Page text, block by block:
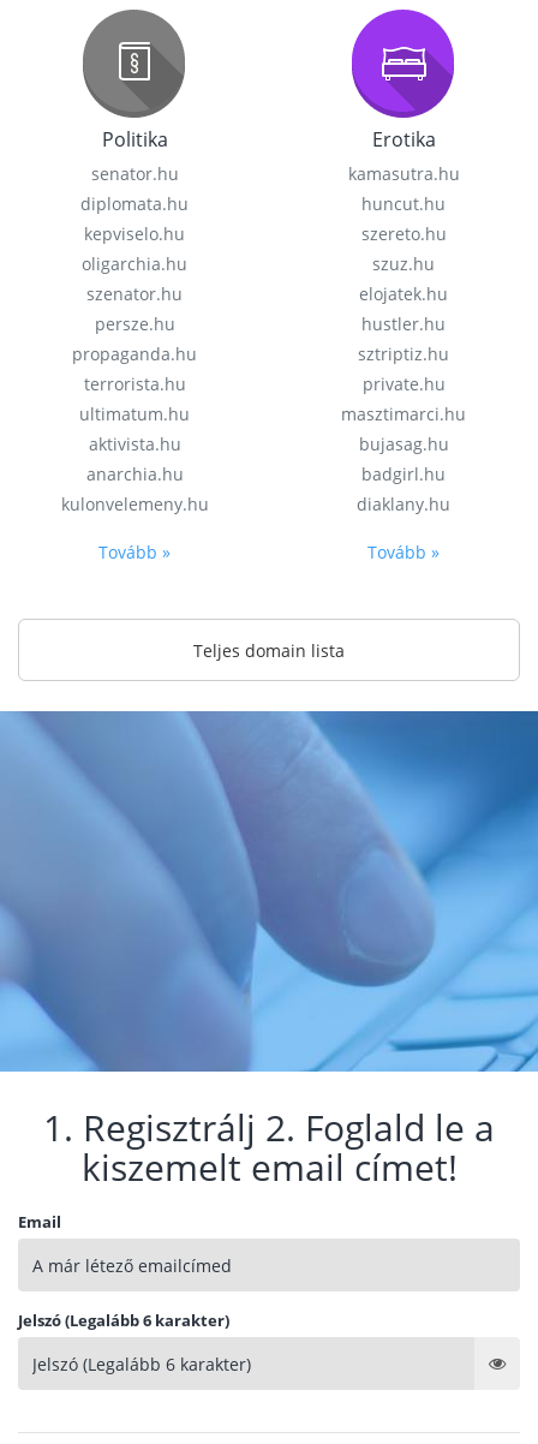
Politika
senator.hu
diplomata.hu
kepviselo.hu
oligarchia.hu
szenator.hu
persze.hu
propaganda.hu
terrorista.hu
ultimatum.hu
aktivista.hu
anarchia.hu
kulonvelemeny.hu
Tovább »
Erotika
kamasutra.hu
huncut.hu
szereto.hu
szuz.hu
elojatek.hu
hustler.hu
sztriptiz.hu
private.hu
masztimarci.hu
bujasag.hu
badgirl.hu
diaklany.hu
Tovább »
Teljes domain lista
1. Regisztrálj 2. Foglald le a
kiszemelt email címet!
Email
Jelszó (Legalább 6 karakter)